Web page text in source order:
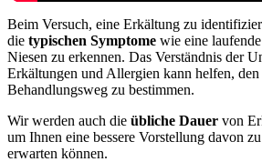
Beim Versuch, eine Erkältung zu
die typischen Symptome wie eine
Niesen zu erkennen. Das Verständnis der
Erkältungen und Allergien kann helfen, den
Behandlungsweg zu bestimmen.
Wir werden auch die übliche Dauer von
um Ihnen eine bessere Vorstellung davon
erwarten können.